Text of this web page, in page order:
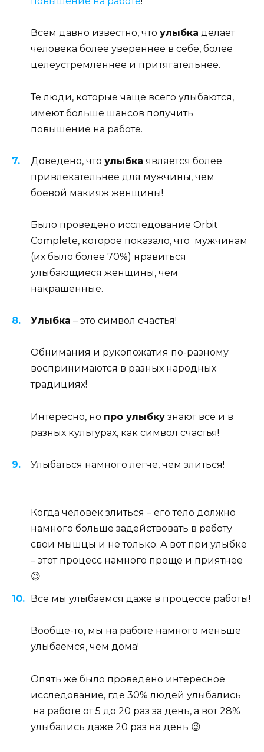
Всем давно известно, что улыбка делает
человека более увереннее в себе, более
целеустремленнее и притягательнее.
Те люди, которые чаще всего улыбаются,
имеют больше шансов получить
повышение на работе.
Доведено, что улыбка является более
привлекательнее для мужчины, чем
боевой макияж женщины!
Было проведено исследование Orbit
Complete, которое показало, что мужчинам
(их было более 70%) нравиться
улыбающиеся женщины, чем
накрашенные.
Улыбка – это символ счастья!
Обнимания и рукопожатия по-разному
воспринимаются в разных народных
традициях!
Интересно, но про улыбку знают все и в
разных культурах, как символ счастья!
Улыбаться намного легче, чем злиться!
Когда человек злиться – его тело должно
намного больше задействовать в работу
свои мышцы и не только. А вот при улыбке
– этот процесс намного проще и приятнее
😉
Все мы улыбаемся даже в процессе работы!
Вообще-то, мы на работе намного меньше
улыбаемся, чем дома!
Опять же было проведено интересное
исследование, где 30% людей улыбались
на работе от 5 до 20 раз за день, а вот 28%
улыбались даже 20 раз на день 😉